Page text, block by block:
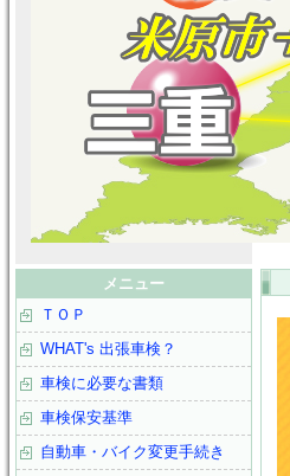
メニュー
ＴＯＰ
WHAT's 出張車検？
車検に必要な書類
車検保安基準
自動車・バイク変更手続き